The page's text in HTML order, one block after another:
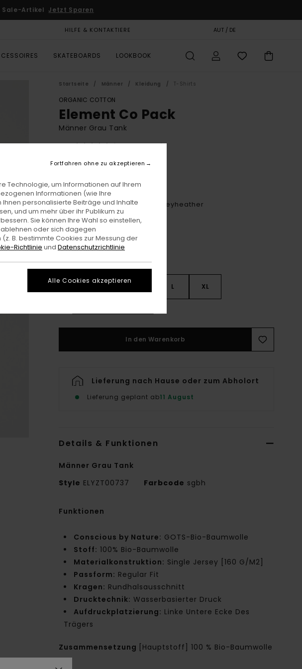
Sale-Artikel Jetzt Sparen
HILFE & KONTAKTIERE AUT / DE
SKATEBOARDS LOOKBOOK
Startseite Männer Kleidung T-Shirts
ORGANIC COTTON
Element Co Pack
Männer Grau Tank
5.0
ECO-BONUS
FarbeMidgreyheather/midgreyheather
S L XL
In den Warenkorb
Lieferung nach Hause oder zum Abholort
Lieferung geplant ab11 August
Details & Funktionen
Männer Grau Tank
Style ELYZT00737 Farbcode sgbh
Funktionen
Conscious by Nature: GOTS-Bio-Baumwolle
Stoff: 100% Bio-Baumwolle
Materialkonstruktion: Single Jersey [160 G/M2]
Passform: Regular Fit
Kragen: Rundhalsausschnitt
Drucktechnik: Wasserbasierter Druck
Aufdruckplatzierung: Linke Untere Ecke Des
Trägers
Zusammensetzung [Hauptstoff] 100 % Bio-Baumwolle
Technologie, um Informationen auf Ihrem
Informationen (wie Ihre
personalisierte Beiträge und Inhalte
und um mehr über ihr Publikum zu
Sie können Ihre Wahl so einstellen,
oder sich dagegen
B. bestimmte Cookies zur Messung der
Richtlinie und Datenschutzrichtlinie
Fortfahren ohne zu akzeptieren
Alle Cookies akzeptieren